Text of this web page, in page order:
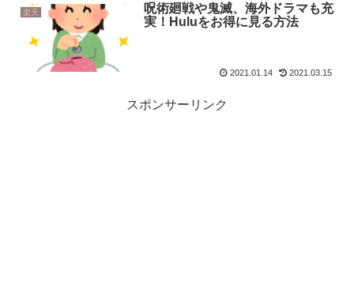
楽天
呪術廻戦や鬼滅、海外ドラマも充
実！Huluをお得に見る方法
2021.01.14 2021.03.15
スポンサーリンク